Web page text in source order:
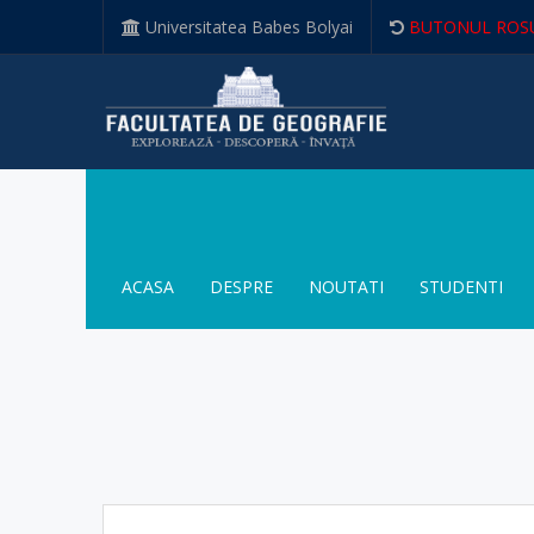
Universitatea Babes Bolyai BUTONUL
ACASA DESPRE NOUTATI STUDENTI